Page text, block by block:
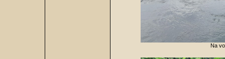
Na